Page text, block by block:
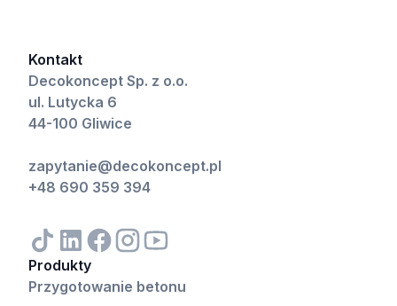
Kontakt
Decokoncept Sp. z o.o.
ul. Lutycka 6
44-100 Gliwice
zapytanie@decokoncept.pl
+48 690 359 394
Produkty
Przygotowanie betonu